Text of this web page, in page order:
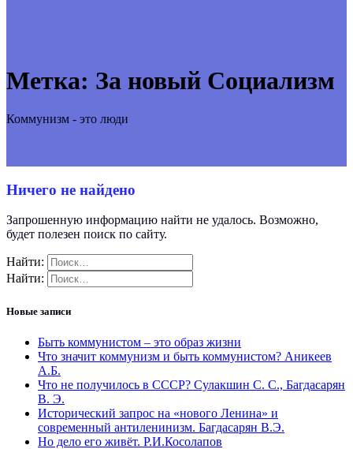
Метка: За новый Социализм
Коммунизм - это люди
Ничего не найдено
Запрошенную информацию найти не удалось. Возможно,
будет полезен поиск по сайту.
Найти:
Найти:
Новые записи
Быть коммунистом – это образ жизни
Что значит коммунизм и быть коммунистом? Аникеев
А.Б.
Что не получилось в СССР? Сулакшин С. С., Багдасарян
В. Э.
Исторический запрос на «нового Ленина» и
современный антиленинизм. Багдасарян В.Э.
Но дело его живёт. Р.И.Косолапов